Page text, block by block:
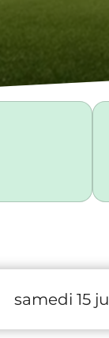
samedi 15